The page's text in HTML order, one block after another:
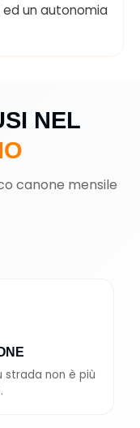
ed un autonomia
NEL
canone mensile
strada non è più